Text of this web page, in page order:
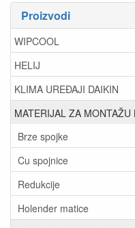
Proizvodi
WIPCOOL
HELIJ
KLIMA UREĐAJI DAIKIN
MATERIJAL ZA MONTAŽU
Brze spojke
Cu spojnice
Redukcije
Holender matice